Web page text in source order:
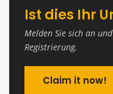
Ist dies Ihr
Melden Sie sich an
Registrierung.
Claim it now!